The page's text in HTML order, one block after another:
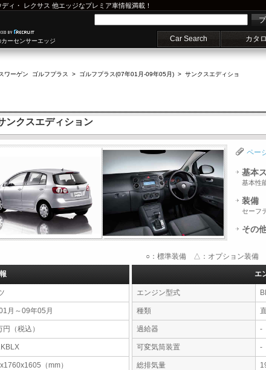
ディ ・ レクサス 他エッジなプレミア車情報満載！
ーセンサーエッジ Car Search カタ
ワーゲン ゴルフプラス > ゴルフプラス(07年01月-09年05月) > サンクスエディショ
ンクスエディション
ペー
基本
基本性
装備
セーフ
その
○：標準装備 △：オプション装備 -
月～09年05月
（税込）
（mm）
エ
エンジン型式
種類
過給器 -
可変気筒装置 -
総排気量